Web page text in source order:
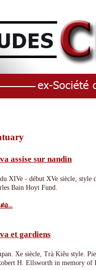
assise sur nandin
XIVe - début XVe siècle, style
Bain Hoyt Fund.
อ...
et gardiens
Xe siècle, Trà Kiêu style.
H. Ellsworth in memory of